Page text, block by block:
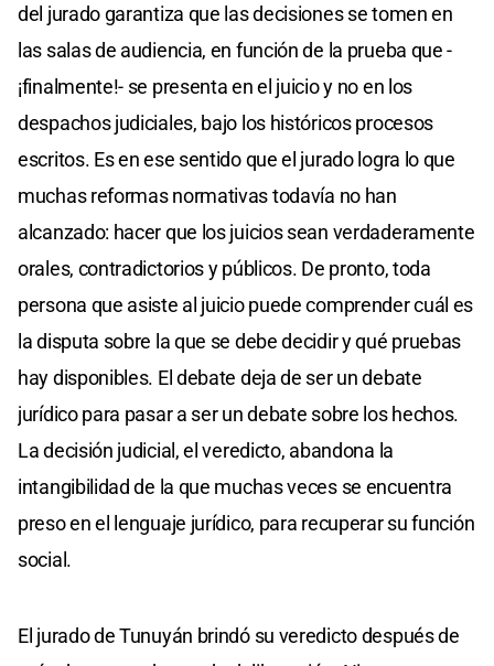
del jurado garantiza que las decisiones se tomen en
las salas de audiencia, en función de la prueba que -
¡finalmente!- se presenta en el juicio y no en los
despachos judiciales, bajo los históricos procesos
escritos. Es en ese sentido que el jurado logra lo que
muchas reformas normativas todavía no han
alcanzado: hacer que los juicios sean verdaderamente
orales, contradictorios y públicos. De pronto, toda
persona que asiste al juicio puede comprender cuál es
la disputa sobre la que se debe decidir y qué pruebas
hay disponibles. El debate deja de ser un debate
jurídico para pasar a ser un debate sobre los hechos.
La decisión judicial, el veredicto, abandona la
intangibilidad de la que muchas veces se encuentra
preso en el lenguaje jurídico, para recuperar su función
social.
El jurado de Tunuyán brindó su veredicto después de